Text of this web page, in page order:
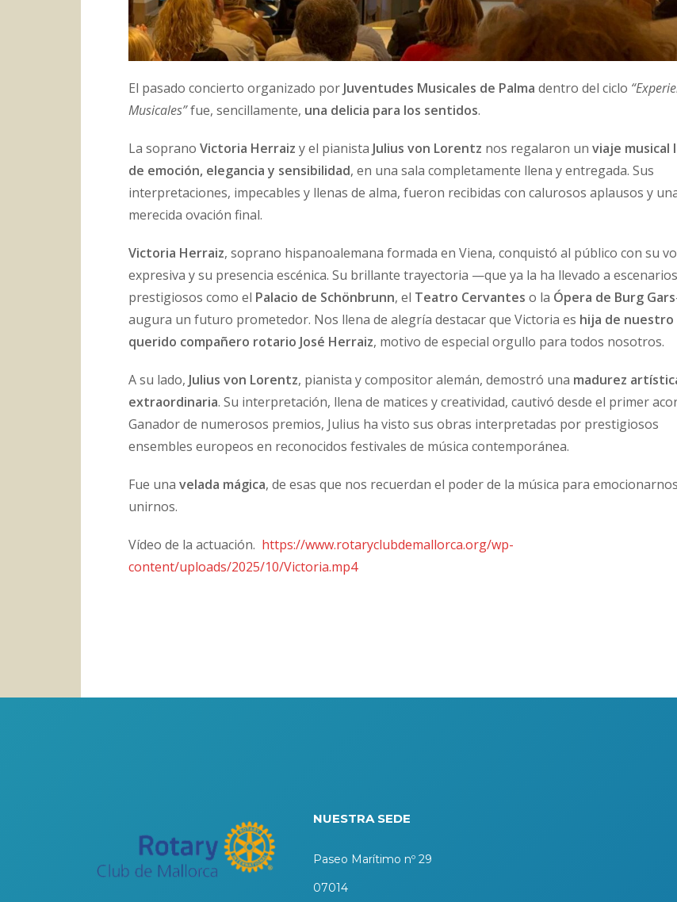
El pasado concierto organizado porJuventudes Musicales de Palma dentro del ciclo
Musicales”fue, sencillamente, una delicia para los sentidos.
La soprano Victoria Herraiz y el pianista Julius von Lorentz nos regalaron un viaje musical
de emoción, elegancia y sensibilidad, en una sala completamente llena y entregada. Sus
interpretaciones, impecables y llenas de alma, fueron recibidas con calurosos aplausos y
merecida ovación final.
Victoria Herraiz, soprano hispanoalemana formada en Viena, conquistó al público con su
expresiva y su presencia escénica. Su brillante trayectoria —que ya la ha llevado a
prestigiosos como el Palacio de Schönbrunn, el Teatro Cervantes o la Ópera de Burg Gars
augura un futuro prometedor. Nos llena de alegría destacar que Victoria es hija de nuestro
querido compañero rotario José Herraiz, motivo de especial orgullo para todos nosotros.
A su lado, Julius von Lorentz, pianista y compositor alemán, demostró una madurez
extraordinaria. Su interpretación, llena de matices y creatividad, cautivó desde el primer
Ganador de numerosos premios, Julius ha visto sus obras interpretadas por prestigiosos
ensembles europeos en reconocidos festivales de música contemporánea.
Fue una velada mágica, de esas que nos recuerdan el poder de la música para
unirnos.
Vídeo de la actuación. https://www.rotaryclubdemallorca.org/wp-
content/uploads/2025/10/Victoria.mp4
NUESTRA SEDE
Paseo Marítimo nº 29
07014